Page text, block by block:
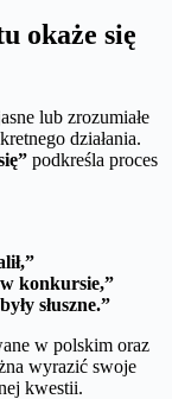
okaże się
lub zrozumiałe
działania.
podkreśla proces
konkursie,”
słuszne.”
w polskim oraz
wyrazić swoje
kwestii.